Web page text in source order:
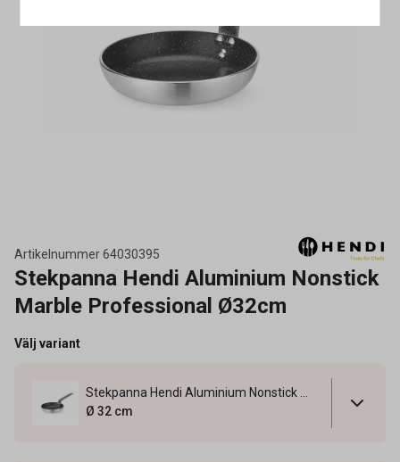
Artikelnummer64030395
Stekpanna Hendi Aluminium Nonstick
Marble Professional Ø32cm
Välj variant
Ø 32 cm